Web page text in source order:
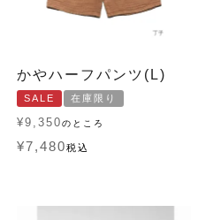
かやハーフパンツ(L)
SALE 在庫限り
¥9,350のところ
¥7,480税込